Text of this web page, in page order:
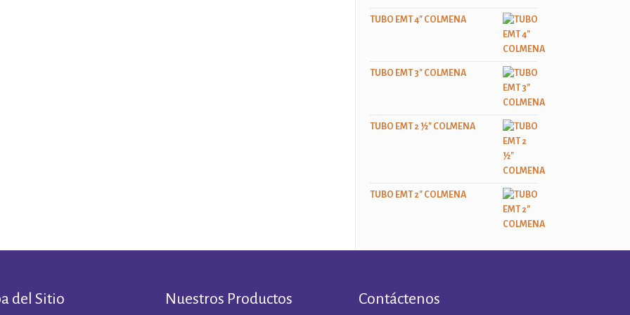
TUBO EMT 4" COLMENA
TUBO EMT 3" COLMENA
TUBO EMT 2 ½" COLMENA
TUBO EMT 2" COLMENA
del Sitio Nuestros Productos Contáctenos